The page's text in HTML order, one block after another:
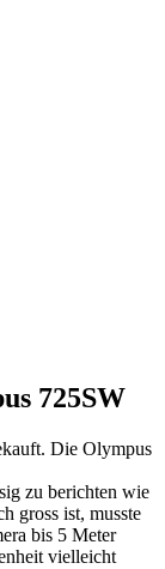
725SW
Die Olympus
zu berichten wie
gross ist, musste
bis 5 Meter
vielleicht